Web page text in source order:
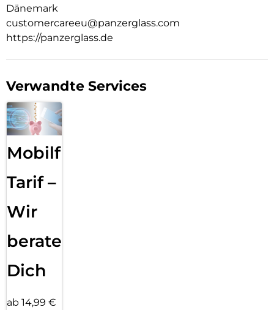
Dänemark
customercareeu@panzerglass.com
https://panzerglass.de
Verwandte Services
Mobilfunk
Tarif –
Wir
beraten
Dich
ab 14,99 €